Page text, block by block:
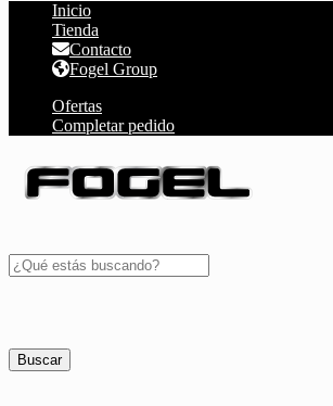
Inicio
Tienda
Contacto
Fogel Group
Ofertas
Completar pedido
Buscar